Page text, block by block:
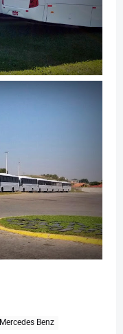
Mercedes Benz